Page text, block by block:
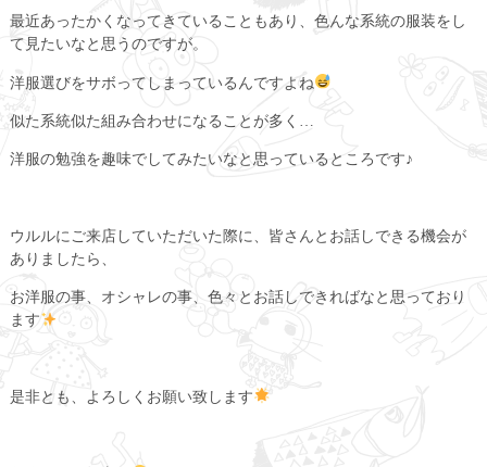
最近あったかくなってきていることもあり、色んな系統の服装をし
て見たいなと思うのですが。
洋服選びをサボってしまっているんですよね
似た系統似た組み合わせになることが多く…
洋服の勉強を趣味でしてみたいなと思っているところです♪
ウルルにご来店していただいた際に、皆さんとお話しできる機会が
ありましたら、
お洋服の事、オシャレの事、色々とお話しできればなと思っており
ます
是非とも、よろしくお願い致します